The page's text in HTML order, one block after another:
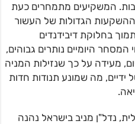
המשקיעים מתמחרים כעת
הגדולות של העשור
בחלוקת דיבידנדים
היומיים נותרים גבוהים,
מעידה על כך שנזילות המניה
מה שמונע תנודות חדות
נדל"ן מניב בישראל נהנה